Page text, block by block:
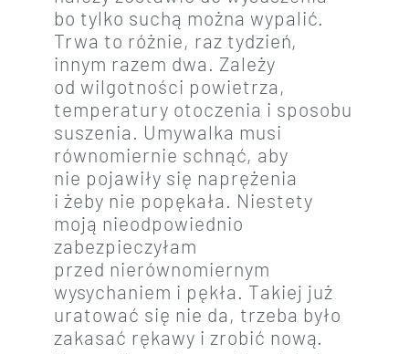
bo tylko suchą można wypalić.
Trwa to różnie, raz tydzień,
innym razem dwa. Zależy
od wilgotności powietrza,
temperatury otoczenia i sposobu
suszenia. Umywalka musi
równomiernie schnąć, aby
nie pojawiły się naprężenia
i żeby nie popękała. Niestety
moją nieodpowiednio
zabezpieczyłam
przed nierównomiernym
wysychaniem i pękła. Takiej już
uratować się nie da, trzeba było
zakasać rękawy i zrobić nową.